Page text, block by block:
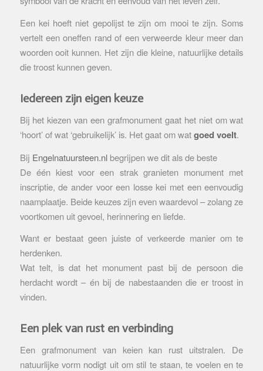
Een kei hoeft niet gepolijst te zijn om mooi te zijn. Soms
vertelt een oneffen rand of een verweerde kleur meer dan
woorden ooit kunnen. Het zijn die kleine, natuurlijke details
die troost kunnen geven.
Iedereen zijn eigen keuze
Bij het kiezen van een grafmonument gaat het niet om wat
‘hoort’ of wat ‘gebruikelijk’ is. Het gaat om watgoed voelt.
Bij Engelnatuursteen.nlbegrijpen we dit als de beste
De één kiest voor een strak granieten monument met
inscriptie, de ander voor een losse kei met een eenvoudig
naamplaatje. Beide keuzes zijn even waardevol – zolang ze
voortkomen uit gevoel, herinnering en liefde.
Want er bestaat geen juiste of verkeerde manier om te
herdenken.
Wat telt, is dat het monument past bij de persoon die
herdacht wordt – én bij de nabestaanden die er troost in
vinden.
Een plek van rust en verbinding
Een grafmonument van keien kan rust uitstralen. De
natuurlijke vorm nodigt uit om stil te staan, te voelen en te